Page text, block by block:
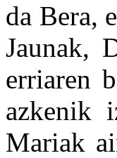
da Bera,
Jaunak,
erriaren
azkenik
Mariak